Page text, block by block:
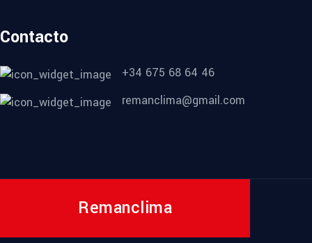
Contacto
+34 675 68 64 46
remanclima@gmail.com
Remanclima